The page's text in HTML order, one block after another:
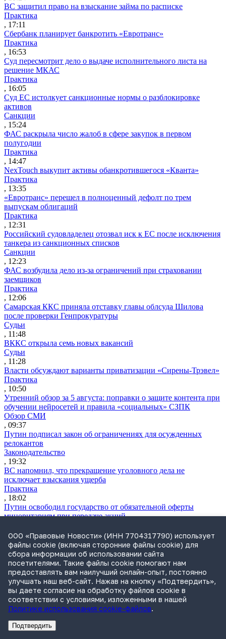
ВС защитил право на взыскание займа по расписке
Практика
, 17:11
Сбербанк планирует банкротить «Евротранс»
Практика
, 16:53
Суд пересмотрит дело о выдаче исполнительного листа на
решение МКАС
Практика
, 16:05
Суд ЕС истолкует санкционные нормы о разблокировке
активов
Санкции
, 15:24
ФАС раскрыла число жалоб в сфере закупок в первом
полугодии
Практика
, 14:47
NexTouch выкупит активы обанкротившегося «Кванта»
Практика
, 13:35
«Евротранс» перешел в полноценный дефолт по трем
выпускам облигаций
Практика
, 12:31
Российский судовладелец отозвал иск к ЕС после исключения
танкера из санкционных списков
Санкции
, 12:23
ФАС возбудила дело из-за ограничений при страховании
заемщиков
Практика
, 12:06
Самарская ККС приняла отставку главы облсуда Шилова
после проверки Генпрокуратуры
Судьи
, 11:48
ВККС открыла семь новых вакансий
Судьи
, 11:28
Власти обсуждают варианты приватизации «Сирены-Трэвел»
Практика
, 10:50
Утренний обзор за 5 августа: поправки о защите контента при
обучении нейросетей и правила «социальных» СЗПК
Обзор СМИ
, 09:37
Путин подписал закон об ограничениях для осужденных
релокантов
Законодательство
, 19:32
ВС напомнил, что прекращение уголовного дела не
исключает взыскания ущерба
Практика
, 18:02
Путин освободил государство от обязательной оферты
миноритариям при передаче акций
, 17:16
Путин подписал закон о мониторинге цен на продукты по
всей цепочке поставок
Практика
, 16:44
Прокуратура подала иск к структуре группы «Илим» на 1,8
млрд руб.
Практика
, 16:35
по ВЭД ЕАЭС
РекламаАдвокатское бюро Санкт-Петербурга «Вертикаль» ИНН 7841290773
ООО «Правовые Новости» (ИНН 7704317790) использует
файлы cookie (включая сторонние файлы cookie) для
сбора информации об использовании сайта
посетителями. Такие файлы cookie помогают нам
предоставлять вам наилучший онлайн-опыт, постоянно
улучшать наш веб-сайт. Нажав на кнопку «Подтвердить»,
вы даете согласие на обработку файлов cookie в
соответствии с условиями, изложенными в нашей
Политике использования cookie-файлов.
Подтвердить